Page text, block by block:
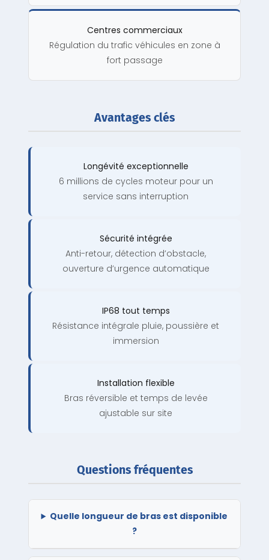
Centres commerciaux
Régulation du trafic véhicules en zone à
fort passage
Avantages clés
Longévité exceptionnelle
6 millions de cycles moteur pour un
service sans interruption
Sécurité intégrée
Anti-retour, détection d’obstacle,
ouverture d’urgence automatique
IP68 tout temps
Résistance intégrale pluie, poussière et
immersion
Installation flexible
Bras réversible et temps de levée
ajustable sur site
Questions fréquentes
Quelle longueur de bras est disponible
?